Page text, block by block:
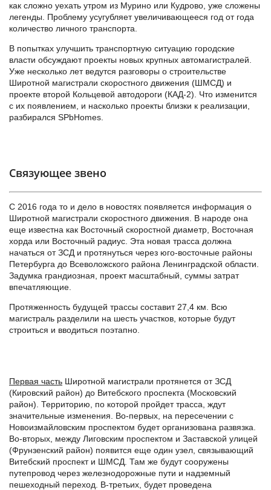
как сложно уехать утром из Мурино или Кудрово, уже сложены
легенды. Проблему усугубляет увеличивающееся год от года
количество личного транспорта.
В попытках улучшить транспортную ситуацию городские
власти обсуждают проекты новых крупных автомагистралей.
Уже несколько лет ведутся разговоры о строительстве
Широтной магистрали скоростного движения (ШМСД) и
проекте второй Кольцевой автодороги (КАД-2). Что изменится
с их появлением, и насколько проекты близки к реализации,
разбирался SPbHomes.
Связующее звено
С 2016 года то и дело в новостях появляется информация о
Широтной магистрали скоростного движения. В народе она
еще известна как Восточный скоростной диаметр, Восточная
хорда или Восточный радиус. Эта новая трасса должна
начаться от ЗСД и протянуться через юго-восточные районы
Петербурга до Всеволожского района Ленинградской области.
Задумка грандиозная, проект масштабный, суммы затрат
впечатляющие.
Протяженность будущей трассы составит 27,4 км. Всю
магистраль разделили на шесть участков, которые будут
строиться и вводиться поэтапно.
Первая часть Широтной магистрали протянется от ЗСД
(Кировский район) до Витебского проспекта (Московский
район). Территорию, по которой пройдет трасса, ждут
значительные изменения. Во-первых, на пересечении с
Новоизмайловским проспектом будет организована развязка.
Во-вторых, между Лиговским проспектом и Заставской улицей
(Фрунзенский район) появится еще один узел, связывающий
Витебский проспект и ШМСД. Там же будут сооружены
путепровод через железнодорожные пути и надземный
пешеходный переход. В-третьих, будет проведена